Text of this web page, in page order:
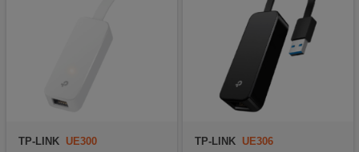
TP-LINK UE300 TP-LINK UE306